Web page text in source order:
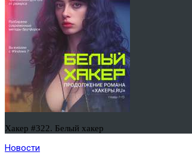
Хакер #322. Белый хакер
Новости